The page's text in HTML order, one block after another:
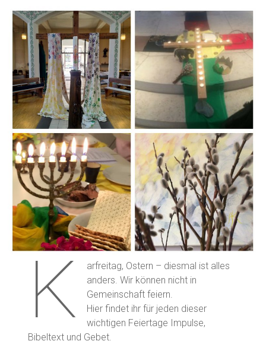
K
arfreitag, Ostern – diesmal ist alles
anders. Wir können nicht in
Gemeinschaft feiern.
Hier findet ihr für jeden dieser
wichtigen Feiertage Impulse,
Bibeltext und Gebet.